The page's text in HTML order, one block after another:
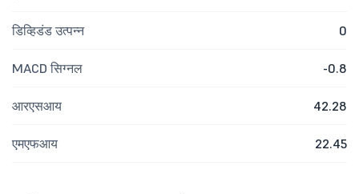
डिव्हिडंड उत्पन्न 0
MACD सिग्नल -0.8
आरएसआय 42.28
एमएफआय 22.45